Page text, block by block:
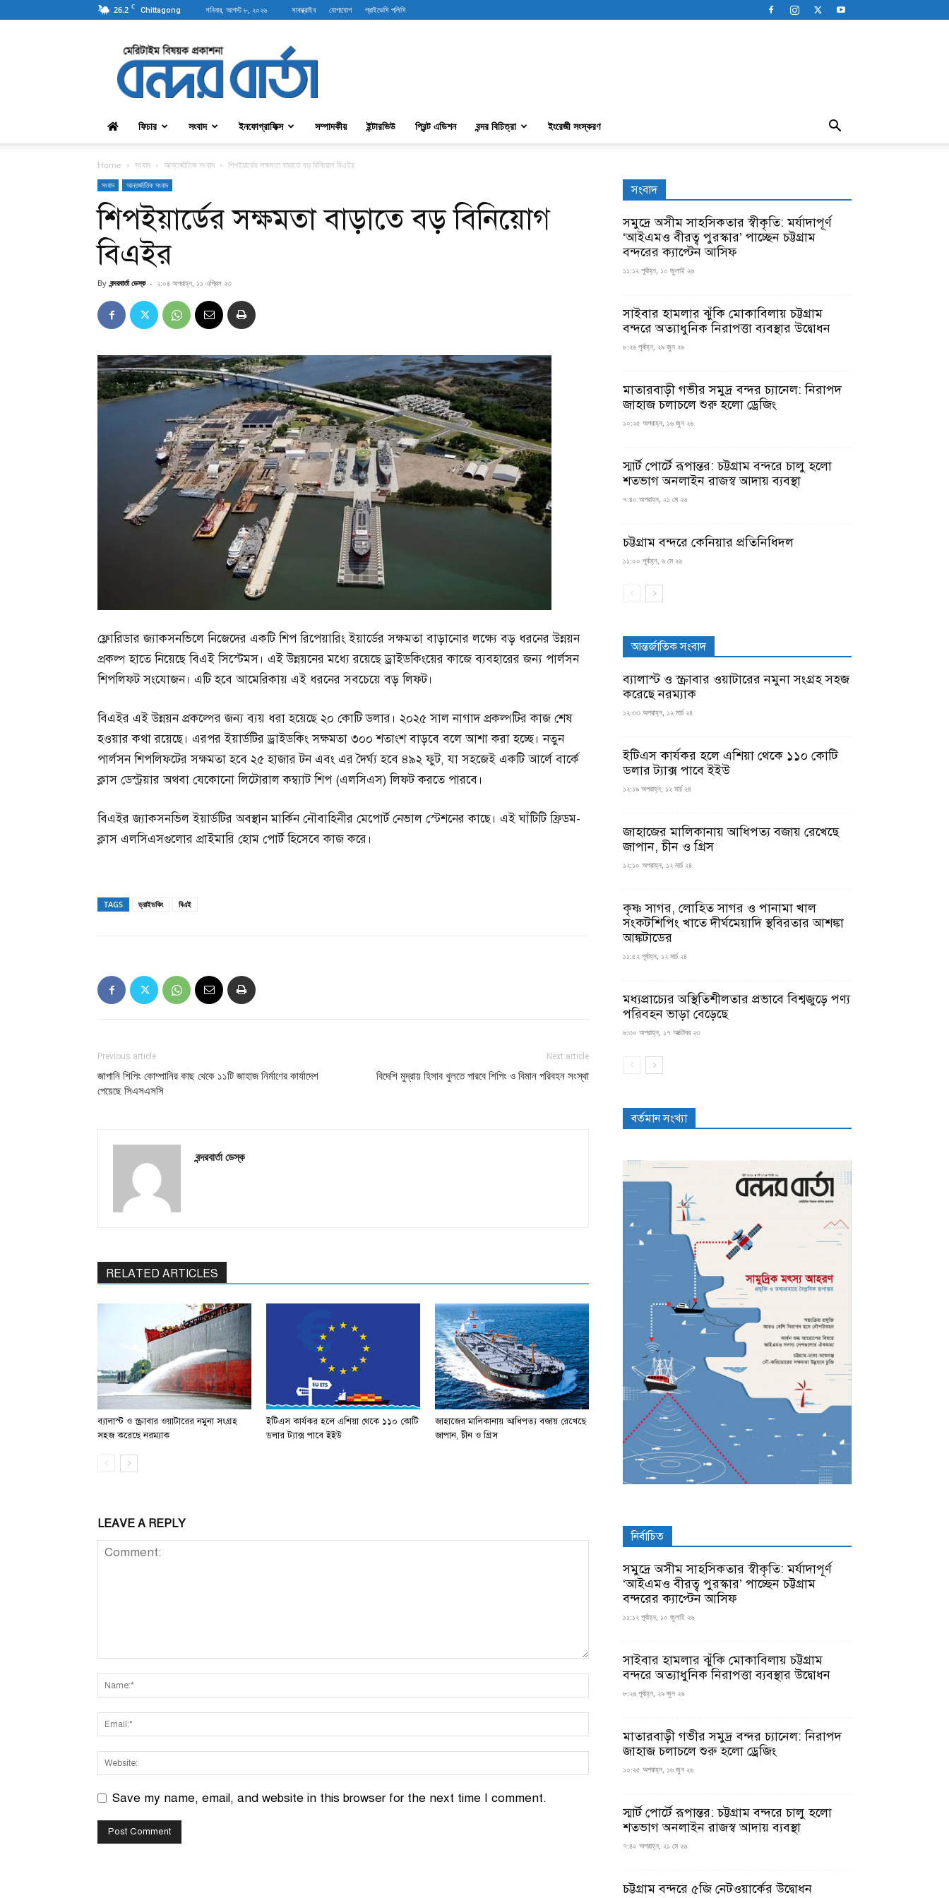
26.2 C Chittagong শনিবার, আগস্ট ৮, ২০২৬ সাবস্ক্রাইব যোগাযোগ প্রাইভেসি পলিসি
বন্দরবার্তা
ফিচার সংবাদ ইনফোগ্রাফিক্স সম্পাদকীয় ইন্টারভিউ প্রিন্ট এডিশন বন্দর বিচিত্রা ইংরেজী সংস্করণ
Home সংবাদ আন্তর্জাতিক সংবাদ শিপইয়ার্ডের সক্ষমতা বাড়াতে বড় বিনিয়োগ বিএইর
সংবাদ আন্তর্জাতিক সংবাদ
শিপইয়ার্ডের সক্ষমতা বাড়াতে বড় বিনিয়োগ
বিএইর
By বন্দরবার্তা ডেস্ক - ২:০৪ অপরাহ্ন, ১১ এপ্রিল ২৩
ফ্লোরিডার জ্যাকসনভিলে নিজেদের একটি শিপ রিপেয়ারিং ইয়ার্ডের সক্ষমতা বাড়ানোর লক্ষ্যে বড় ধরনের উন্নয়ন
প্রকল্প হাতে নিয়েছে বিএই সিস্টেমস। এই উন্নয়নের মধ্যে রয়েছে ড্রাইডকিংয়ের কাজে ব্যবহারের জন্য পার্লসন
শিপলিফট সংযোজন। এটি হবে আমেরিকায় এই ধরনের সবচেয়ে বড় লিফট।
বিএইর এই উন্নয়ন প্রকল্পের জন্য ব্যয় ধরা হয়েছে ২০ কোটি ডলার। ২০২৫ সাল নাগাদ প্রকল্পটির কাজ শেষ
হওয়ার কথা রয়েছে। এরপর ইয়ার্ডটির ড্রাইডকিং সক্ষমতা ৩০০ শতাংশ বাড়বে বলে আশা করা হচ্ছে। নতুন
পার্লসন শিপলিফটের সক্ষমতা হবে ২৫ হাজার টন এবং এর দৈর্ঘ্য হবে ৪৯২ ফুট, যা সহজেই একটি আর্লে বার্কে
ক্লাস ডেস্ট্রয়ার অথবা যেকোনো লিটোরাল কম্ব্যাট শিপ (এলসিএস) লিফট করতে পারবে।
বিএইর জ্যাকসনভিল ইয়ার্ডটির অবস্থান মার্কিন নৌবাহিনীর মেপোর্ট নেভাল স্টেশনের কাছে। এই ঘাঁটিটি ফ্রিডম-
ক্লাস এলসিএসগুলোর প্রাইমারি হোম পোর্ট হিসেবে কাজ করে।
TAGS ড্রাইডকিং বিএই
Previous article
জাপানি শিপিং কোম্পানির কাছ থেকে ১১টি জাহাজ নির্মাণের কার্যাদেশ
পেয়েছে সিএসএসসি
Next article
বিদেশি মুদ্রায় হিসাব খুলতে পারবে শিপিং ও বিমান পরিবহন সংস্থা
বন্দরবার্তা ডেস্ক
RELATED ARTICLES
ব্যালাস্ট ও স্ক্রাবার ওয়াটারের নমুনা সংগ্রহ
সহজ করেছে নরম্যাক
ইটিএস কার্যকর হলে এশিয়া থেকে ১১০ কোটি
ডলার ট্যাক্স পাবে ইইউ
জাহাজের মালিকানায় আধিপত্য বজায় রেখেছে
জাপান, চীন ও গ্রিস
LEAVE A REPLY
Save my name, email, and website in this browser for the next time I comment.
সংবাদ
সমুদ্রে অসীম সাহসিকতার স্বীকৃতি: মর্যাদাপূর্ণ
‘আইএমও বীরত্ব পুরস্কার’ পাচ্ছেন চট্টগ্রাম
বন্দরের ক্যাপ্টেন আসিফ
১১:১২ পূর্বাহ্ন, ১০ জুলাই ২৬
সাইবার হামলার ঝুঁকি মোকাবিলায় চট্টগ্রাম
বন্দরে অত্যাধুনিক নিরাপত্তা ব্যবস্থার উদ্বোধন
৮:২৬ পূর্বাহ্ন, ২৯ জুন ২৬
মাতারবাড়ী গভীর সমুদ্র বন্দর চ্যানেল: নিরাপদ
জাহাজ চলাচলে শুরু হলো ড্রেজিং
১০:২৫ অপরাহ্ন, ১৬ জুন ২৬
স্মার্ট পোর্টে রূপান্তর: চট্টগ্রাম বন্দরে চালু হলো
শতভাগ অনলাইন রাজস্ব আদায় ব্যবস্থা
৭:৪০ অপরাহ্ন, ২১ মে ২৬
চট্টগ্রাম বন্দরে কেনিয়ার প্রতিনিধিদল
১১:০০ পূর্বাহ্ন, ৬ মে ২৬
আন্তর্জাতিক সংবাদ
ব্যালাস্ট ও স্ক্রাবার ওয়াটারের নমুনা সংগ্রহ সহজ
করেছে নরম্যাক
১২:৩৩ অপরাহ্ন, ১২ মার্চ ২৪
ইটিএস কার্যকর হলে এশিয়া থেকে ১১০ কোটি
ডলার ট্যাক্স পাবে ইইউ
১২:১৯ অপরাহ্ন, ১২ মার্চ ২৪
জাহাজের মালিকানায় আধিপত্য বজায় রেখেছে
জাপান, চীন ও গ্রিস
১২:১০ অপরাহ্ন, ১২ মার্চ ২৪
কৃষ্ণ সাগর, লোহিত সাগর ও পানামা খাল
সংকটশিপিং খাতে দীর্ঘমেয়াদি স্থবিরতার আশঙ্কা
আঙ্কটাডের
১১:৫২ পূর্বাহ্ন, ১২ মার্চ ২৪
মধ্যপ্রাচ্যের অস্থিতিশীলতার প্রভাবে বিশ্বজুড়ে পণ্য
পরিবহন ভাড়া বেড়েছে
৬:৩০ অপরাহ্ন, ১৭ অক্টোবর ২৩
বর্তমান সংখ্যা
নির্বাচিত
সমুদ্রে অসীম সাহসিকতার স্বীকৃতি: মর্যাদাপূর্ণ
‘আইএমও বীরত্ব পুরস্কার’ পাচ্ছেন চট্টগ্রাম
বন্দরের ক্যাপ্টেন আসিফ
১১:১২ পূর্বাহ্ন, ১০ জুলাই ২৬
সাইবার হামলার ঝুঁকি মোকাবিলায় চট্টগ্রাম
বন্দরে অত্যাধুনিক নিরাপত্তা ব্যবস্থার উদ্বোধন
৮:২৬ পূর্বাহ্ন, ২৯ জুন ২৬
মাতারবাড়ী গভীর সমুদ্র বন্দর চ্যানেল: নিরাপদ
জাহাজ চলাচলে শুরু হলো ড্রেজিং
১০:২৫ অপরাহ্ন, ১৬ জুন ২৬
স্মার্ট পোর্টে রূপান্তর: চট্টগ্রাম বন্দরে চালু হলো
শতভাগ অনলাইন রাজস্ব আদায় ব্যবস্থা
৭:৪০ অপরাহ্ন, ২১ মে ২৬
চট্টগ্রাম বন্দরে ৫জি নেটওয়ার্কের উদ্বোধন